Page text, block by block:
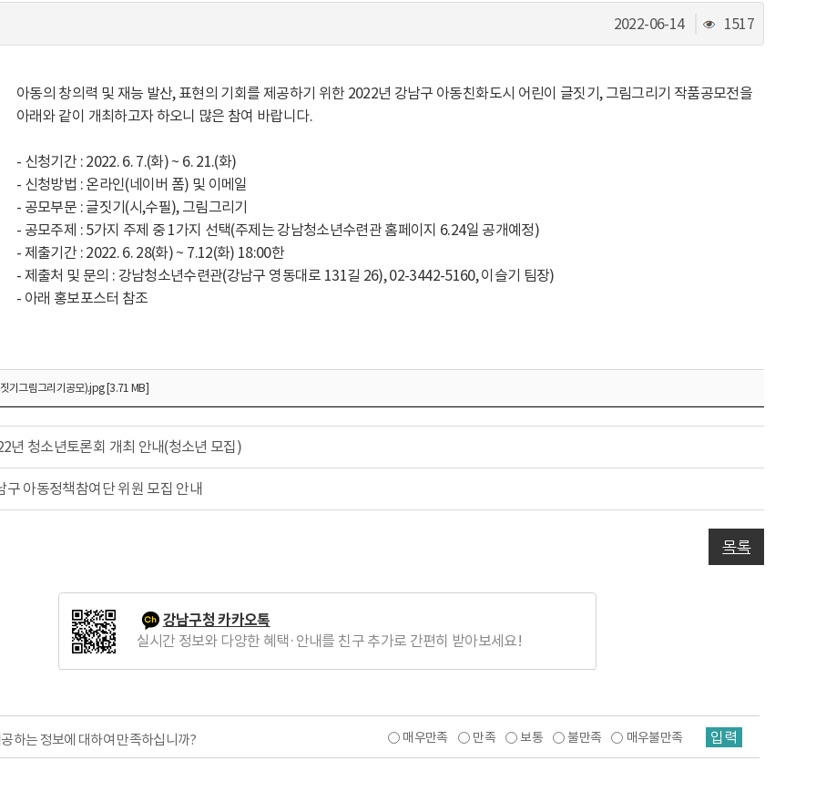
2022-06-14
조
회
1517
아동의 창의력 및 재능 발산, 표현의 기회를 제공하기 위한 2022년 강남구 아동친화도시 어린이 글짓기, 그림그리기 작품공모전을
아래와 같이 개최하고자 하오니 많은 참여 바랍니다.
- 신청기간 : 2022. 6. 7.(화) ~ 6. 21.(화)
- 신청방법 : 온라인(네이버 폼) 및 이메일
- 공모부문 : 글짓기(시,수필), 그림그리기
- 공모주제 : 5가지 주제 중 1가지 선택(주제는 강남청소년수련관 홈페이지 6.24일 공개예정)
- 제출기간 : 2022. 6. 28(화) ~ 7.12(화) 18:00한
- 제출처 및 문의 : 강남청소년수련관(강남구 영동대로 131길 26), 02-3442-5160, 이슬기 팀장)
- 아래 홍보포스터 참조
기그림그리기공모).jpg [3.71 MB]
년 청소년토론회 개최 안내(청소년 모집)
구 아동정책참여단 위원 모집 안내
목록
강남구청 카카오톡
실시간 정보와 다양한 혜택·안내를 친구 추가로 간편히 받아보세요!
하는 정보에 대하여 만족하십니까? 매우만족 만족 보통 불만족 매우불만족 입력